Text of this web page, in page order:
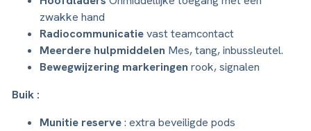
zwakke hand
Radiocommunicatievast teamcontact
Meerdere hulpmiddelen Mes, tang, inbussleutel.
Bewegwijzering markeringen rook, signalen
Buik :
Munitie reserve: extra beveiligde pods